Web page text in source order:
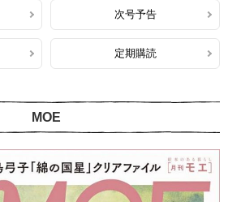
次号予告
定期購読
MOE